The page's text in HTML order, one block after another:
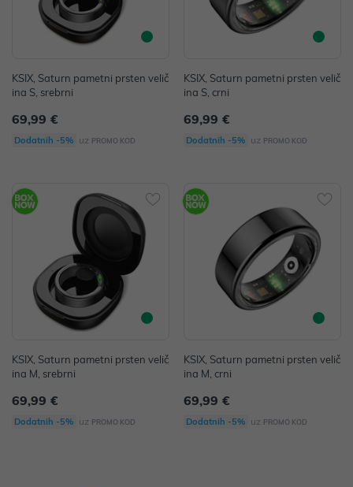
KSIX, Saturn pametni prsten velič
ina S, srebrni
69,99 €
Dodatnih -5% uz PROMO KOD
KSIX, Saturn pametni prsten velič
ina S, crni
69,99 €
Dodatnih -5% uz PROMO KOD
KSIX, Saturn pametni prsten velič
ina M, srebrni
69,99 €
Dodatnih -5% uz PROMO KOD
KSIX, Saturn pametni prsten velič
ina M, crni
69,99 €
Dodatnih -5% uz PROMO KOD